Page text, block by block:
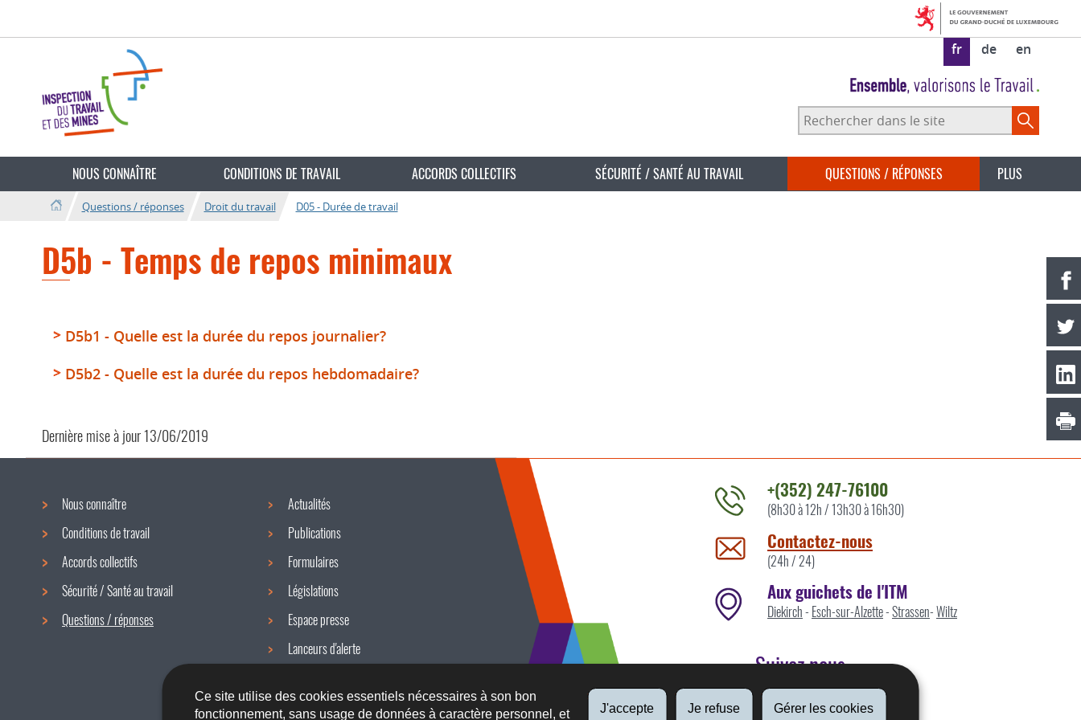
Ce site utilise des cookies essentiels nécessaires à son bon
fonctionnement, sans usage de données à caractère personnel, et
J'accepte Je refuse Gérer les cookies
langue
fr de en
Rechercher
dans
NOUS CONNAÎTRE CONDITIONS DE TRAVAIL ACCORDS COLLECTIFS SÉCURITÉ / SANTÉ AU TRAVAIL QUESTIONS / RÉPONSES PLUS
Questions / réponses Droit du travail D05 - Durée de travail
D5b - Temps de repos minimaux
D5b1 - Quelle est la durée du repos journalier?
D5b2 - Quelle est la durée du repos hebdomadaire?
Dernière mise à jour13/06/2019
Menu
de
navigation
Nous connaître
Conditions de travail
Accords collectifs
Sécurité / Santé au travail
Questions / réponses
Actualités
Publications
Formulaires
Législations
Espace presse
Lanceurs d'alerte
Contacter
l'ITM
par
+(352) 247-76100
(8h30 à 12h / 13h30 à 16h30)
Contactez-nous
(24h / 24)
Aux guichets de l'ITM
Diekirch- Esch-sur-Alzette-Strassen-Wiltz
Suivez nous
Linkedin